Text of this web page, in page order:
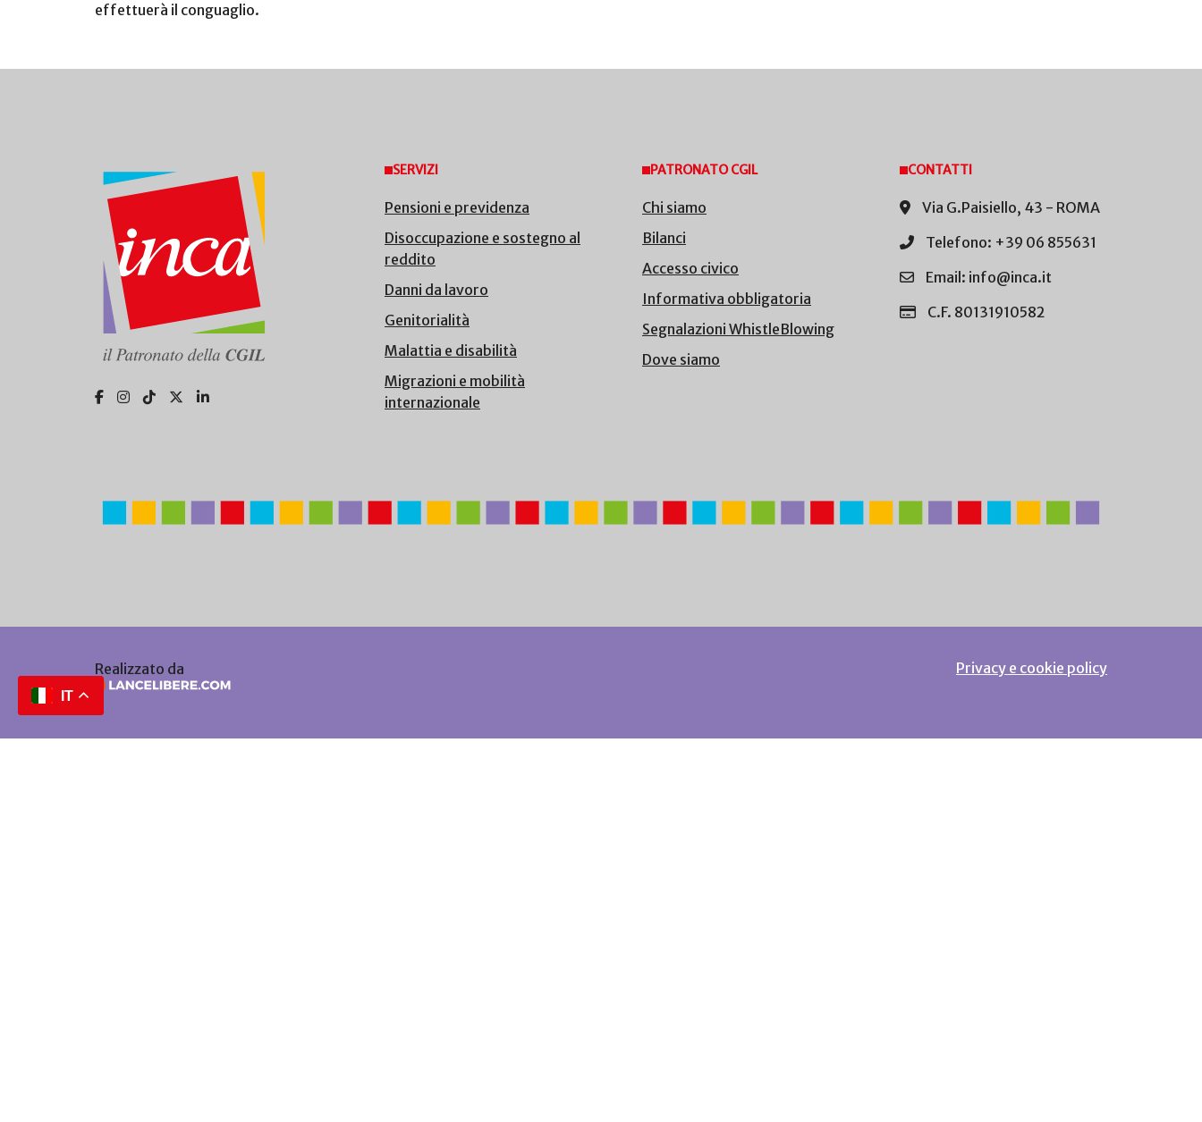
effettuerà il conguaglio.
SERVIZI
Pensioni e previdenza
Disoccupazione e sostegno al
reddito
Danni da lavoro
Genitorialità
Malattia e disabilità
Migrazioni e mobilità
internazionale
PATRONATO CGIL
Chi siamo
Bilanci
Accesso civico
Informativa obbligatoria
Segnalazioni WhistleBlowing
Dove siamo
CONTATTI
Via G.Paisiello, 43 - ROMA
Telefono: +39 06 855631
Email: info@inca.it
C.F. 80131910582
Realizzato da Privacy e cookie policy
IT